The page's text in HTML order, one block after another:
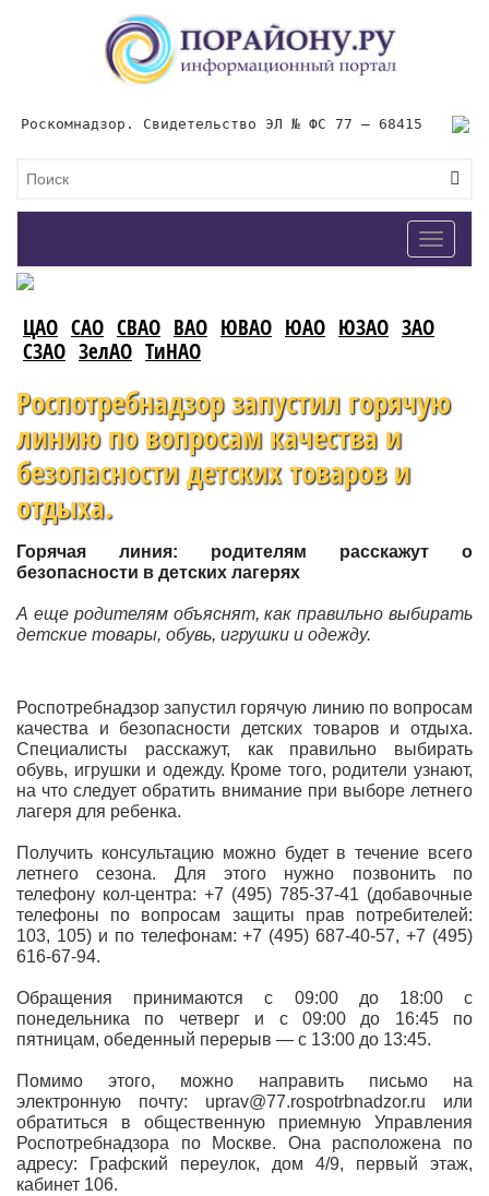
Роскомнадзор. Свидетельство ЭЛ № ФС 77 – 68415
Toggle
ЦАО САО СВАО ВАО ЮВАО ЮАО ЮЗАО ЗАО
СЗАО ЗелАО ТиНАО
Роспотребнадзор запустил горячую
линию по вопросам качества и
безопасности детских товаров и
отдыха.
Горячая линия: родителям расскажут о
безопасности в детских лагерях
А еще родителям объяснят, как правильно выбирать
детские товары, обувь, игрушки и одежду.
Роспотребнадзор запустил горячую линию по вопросам
качества и безопасности детских товаров и отдыха.
Специалисты расскажут, как правильно выбирать
обувь, игрушки и одежду. Кроме того, родители узнают,
на что следует обратить внимание при выборе летнего
лагеря для ребенка.
Получить консультацию можно будет в течение всего
летнего сезона. Для этого нужно позвонить по
телефону кол-центра: +7 (495) 785-37-41 (добавочные
телефоны по вопросам защиты прав потребителей:
103, 105) и по телефонам: +7 (495) 687-40-57, +7 (495)
616-67-94.
Обращения принимаются с 09:00 до 18:00 с
понедельника по четверг и с 09:00 до 16:45 по
пятницам, обеденный перерыв — с 13:00 до 13:45.
Помимо этого, можно направить письмо на
электронную почту: uprav@77.rospotrbnadzor.ru или
обратиться в общественную приемную Управления
Роспотребнадзора по Москве. Она расположена по
адресу: Графский переулок, дом 4/9, первый этаж,
кабинет 106.